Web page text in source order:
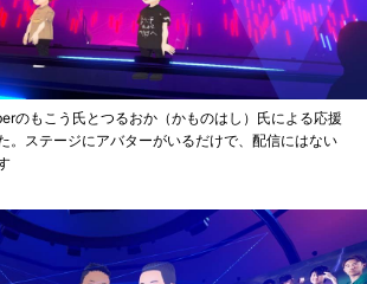
のもこう氏とつるおか（かものはし）氏による応援
。ステージにアバターがいるだけで、配信にはない